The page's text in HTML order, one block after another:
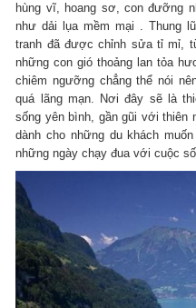
hùng vĩ, hoang sơ, con đưỡng
như dải lụa mềm mại . Thung
tranh đã được chỉnh sửa tỉ mỉ,
những con gió thoảng lan tỏa
chiêm ngưỡng chẳng thể nói
quá lãng mạn. Nơi đây sẽ là
sống yên bình, gần gũi với
dành cho những du khách
những ngày chạy đua với cuộc